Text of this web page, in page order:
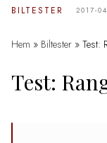
BILTESTER 2017-
Hem » Biltester » Test:
Test: